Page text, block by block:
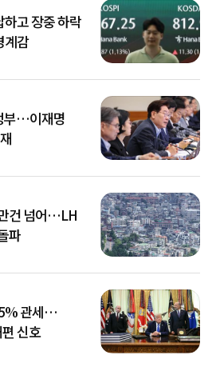
고 장중 하락
계감
부…이재명
건 넘어…LH
파
관세…
신호